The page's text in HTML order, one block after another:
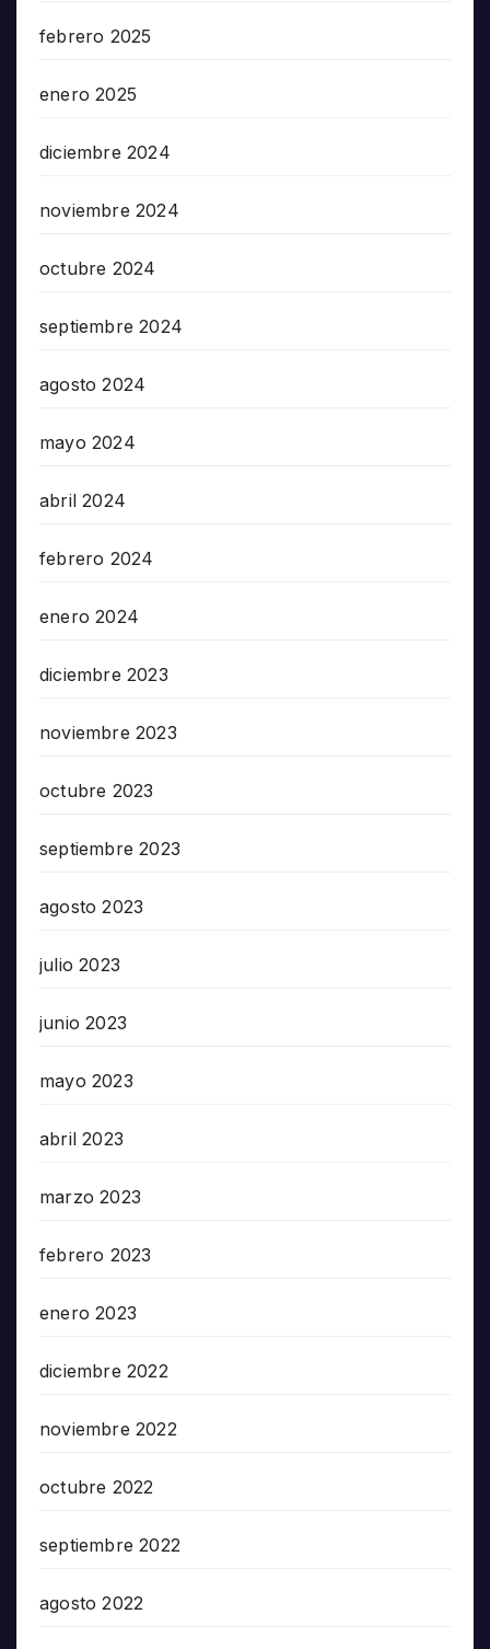
febrero 2025
enero 2025
diciembre 2024
noviembre 2024
octubre 2024
septiembre 2024
agosto 2024
mayo 2024
abril 2024
febrero 2024
enero 2024
diciembre 2023
noviembre 2023
octubre 2023
septiembre 2023
agosto 2023
julio 2023
junio 2023
mayo 2023
abril 2023
marzo 2023
febrero 2023
enero 2023
diciembre 2022
noviembre 2022
octubre 2022
septiembre 2022
agosto 2022